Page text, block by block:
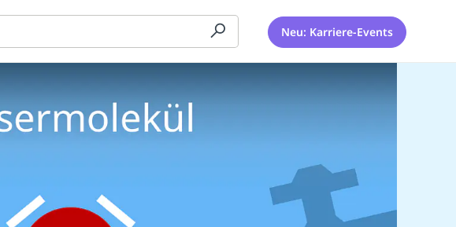
Neu: Karriere-Events